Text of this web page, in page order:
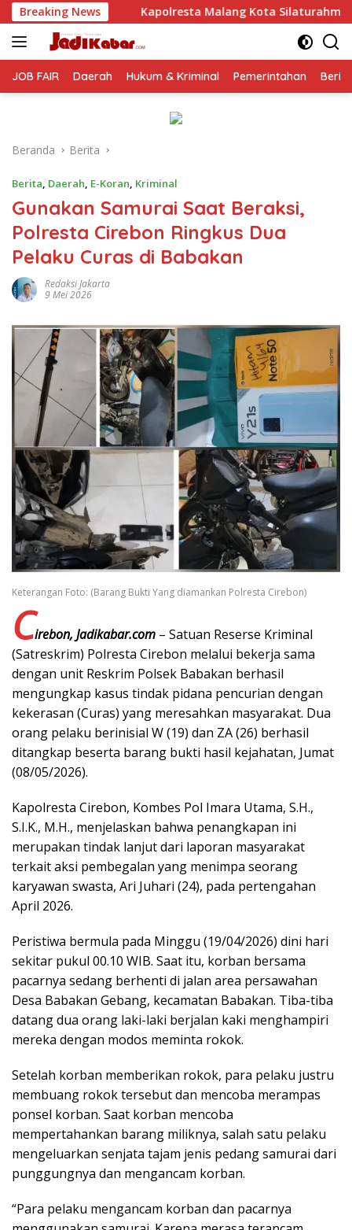
Langsung
ke
konten
Breaking News
Malang Kota Silaturahmi ke PCNU, Perkuat Sinergi
JOB FAIR Daerah Hukum & Kriminal Pemerintahan
Beranda Berita
Berita, Daerah, E-Koran, Kriminal
Gunakan Samurai Saat Beraksi,
Polresta Cirebon Ringkus Dua
Pelaku Curas di Babakan
Redaksi Jakarta
9 Mei 2026
Keterangan Foto: (Barang Bukti Yang diamankan Polresta Cirebon)
Cirebon, Jadikabar.com – Satuan Reserse Kriminal
(Satreskrim) Polresta Cirebon melalui bekerja sama
dengan unit Reskrim Polsek Babakan berhasil
mengungkap kasus tindak pidana pencurian dengan
kekerasan (Curas) yang meresahkan masyarakat. Dua
orang pelaku berinisial W (19) dan ZA (26) berhasil
ditangkap beserta barang bukti hasil kejahatan, Jumat
(08/05/2026).
Kapolresta Cirebon, Kombes Pol Imara Utama, S.H.,
S.I.K., M.H., menjelaskan bahwa penangkapan ini
merupakan tindak lanjut dari laporan masyarakat
terkait aksi pembegalan yang menimpa seorang
karyawan swasta, Ari Juhari (24), pada pertengahan
April 2026.
Peristiwa bermula pada Minggu (19/04/2026) dini hari
sekitar pukul 00.10 WIB. Saat itu, korban bersama
pacarnya sedang berhenti di jalan area persawahan
Desa Babakan Gebang, kecamatan Babakan. Tiba-tiba
datang dua orang laki-laki berjalan kaki menghampiri
mereka dengan modos meminta rokok.
Setelah korban memberikan rokok, para pelaku justru
membuang rokok tersebut dan mencoba merampas
ponsel korban. Saat korban mencoba
mempertahankan barang miliknya, salah satu pelaku
mengeluarkan senjata tajam jenis pedang samurai dari
punggungnya dan mengancam korban.
“Para pelaku mengancam korban dan pacarnya